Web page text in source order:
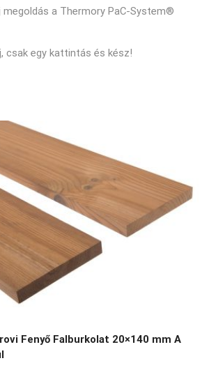
megoldás a Thermory PaC-System®
csak egy kattintás és kész!
Fenyő Falburkolat 20×140 mm A